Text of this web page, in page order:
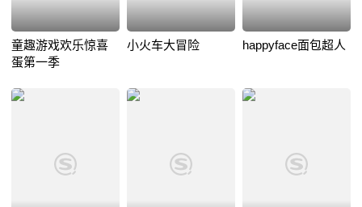
童趣游戏欢乐惊喜
蛋第一季
小火车大冒险 happyface面包超人